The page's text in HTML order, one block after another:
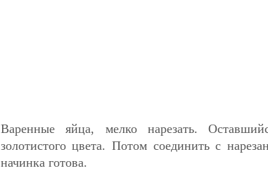
Варенные яйца, мелко нарезать.
золотистого цвета. Потом соединить с
начинка готова.